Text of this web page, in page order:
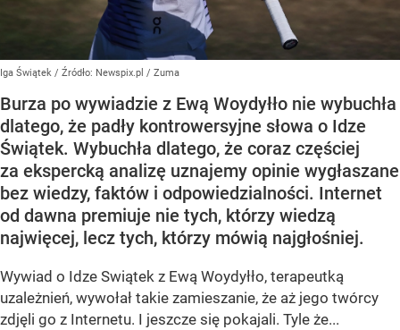
Iga Świątek / Źródło: Newspix.pl / Zuma
Burza po wywiadzie z Ewą Woydyłło nie wybuchła
dlatego, że padły kontrowersyjne słowa o Idze
Świątek. Wybuchła dlatego, że coraz częściej
za ekspercką analizę uznajemy opinie wygłaszane
bez wiedzy, faktów i odpowiedzialności. Internet
od dawna premiuje nie tych, którzy wiedzą
najwięcej, lecz tych, którzy mówią najgłośniej.
Wywiad o Idze Swiątek z Ewą Woydyłło, terapeutką
uzależnień, wywołał takie zamieszanie, że aż jego twórcy
zdjęli go z Internetu. I jeszcze się pokajali. Tyle że...